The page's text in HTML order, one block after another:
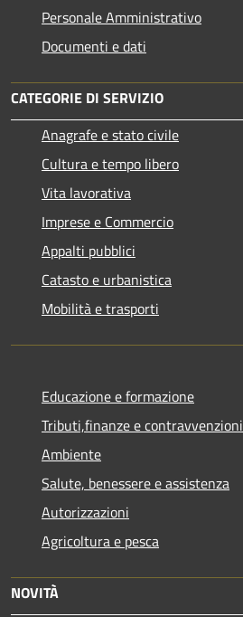
Personale Amministrativo
Documenti e dati
CATEGORIE DI SERVIZIO
Anagrafe e stato civile
Cultura e tempo libero
Vita lavorativa
Imprese e Commercio
Appalti pubblici
Catasto e urbanistica
Mobilità e trasporti
Educazione e formazione
Tributi,finanze e contravvenzioni
Ambiente
Salute, benessere e assistenza
Autorizzazioni
Agricoltura e pesca
NOVITÀ